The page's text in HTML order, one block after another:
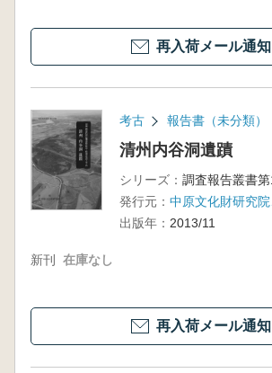
再入荷メール通知
考古 報告書（未分類）
清州内谷洞遺蹟
シリーズ： 調査報告叢書
発行元： 中原文化財研究
出版年： 2013/11
新刊 在庫なし
再入荷メール通知